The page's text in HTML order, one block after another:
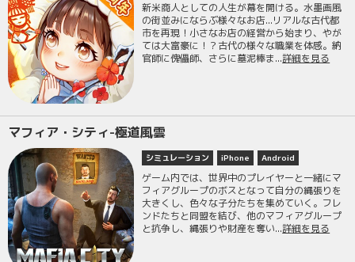
新米商人としての人生が幕を開ける。水墨画風
の街並みにならぶ様々なお店...リアルな古代都
市を再現！小さなお店の経営から始まり、やが
ては大富豪に！？古代の様々な職業を体感。納
官師に傀儡師、さらに墓泥棒ま...詳細を見る
マフィア・シティ-極道風雲
シミュレーション iPhone Android
ゲーム内では、世界中のプレイヤーと一緒にマ
フィアグループのボスとなって自分の縄張りを
大きくし、色々な子分たちを集めていく。フレ
ンドたちと同盟を結び、他のマフィアグループ
と抗争し、縄張りや財産を奪い...詳細を見る